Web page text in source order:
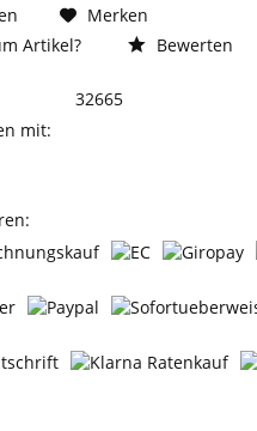
Merken
Artikel?
Bewerten
32665
mit: